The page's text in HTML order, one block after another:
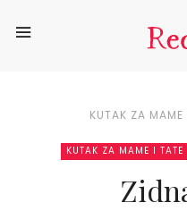
KUTAK ZA MAME
KUTAK ZA MAME I TATE